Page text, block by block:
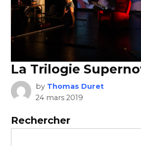
La Trilogie
by Thomas Duret
24 mars 2019
Rechercher